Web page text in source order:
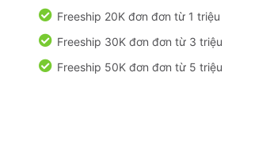
Freeship 20K đơn đơn từ 1 triệu
Freeship 30K đơn đơn từ 3 triệu
Freeship 50K đơn đơn từ 5 triệu